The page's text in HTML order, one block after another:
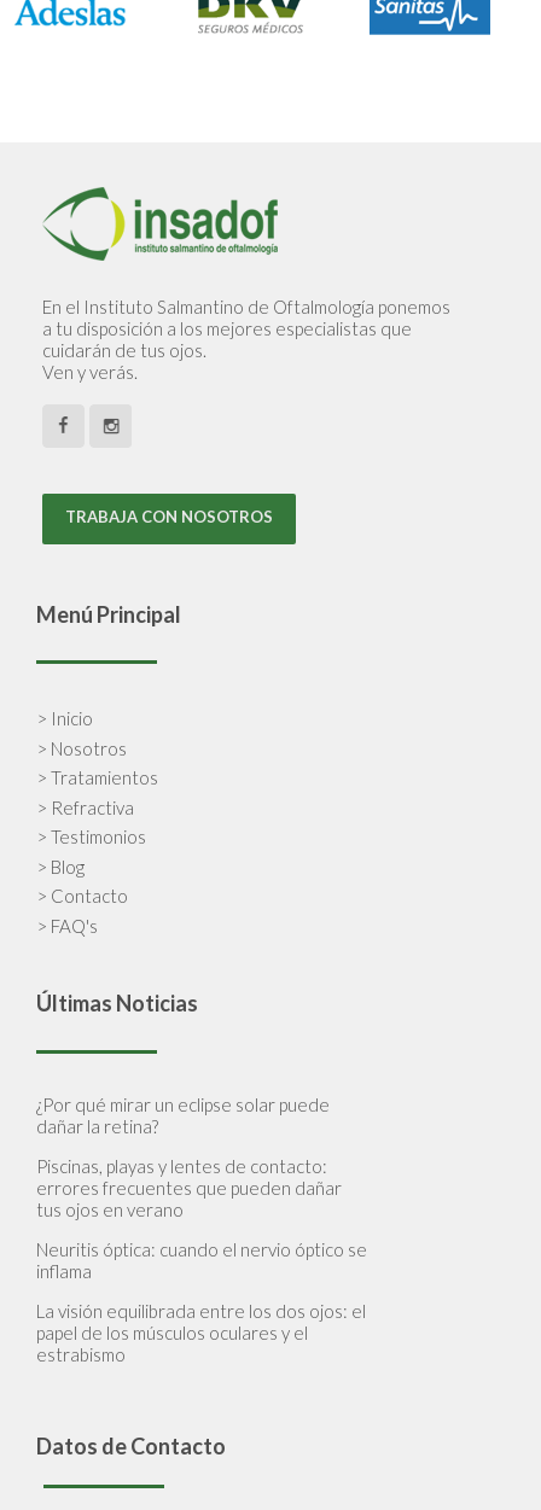
En el Instituto Salmantino de Oftalmología ponemos
a tu disposición a los mejores especialistas que
cuidarán de tus ojos.
Ven y verás.
TRABAJA CON NOSOTROS
Menú Principal
> Inicio
> Nosotros
> Tratamientos
> Refractiva
> Testimonios
> Blog
> Contacto
> FAQ's
Últimas Noticias
¿Por qué mirar un eclipse solar puede
dañar la retina?
Piscinas, playas y lentes de contacto:
errores frecuentes que pueden dañar
tus ojos en verano
Neuritis óptica: cuando el nervio óptico se
inflama
La visión equilibrada entre los dos ojos: el
papel de los músculos oculares y el
estrabismo
Datos de Contacto